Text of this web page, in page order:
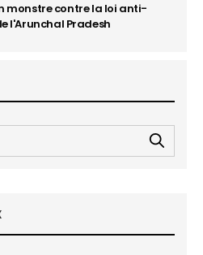
monstre contre la loi anti-
l'Arunchal Pradesh